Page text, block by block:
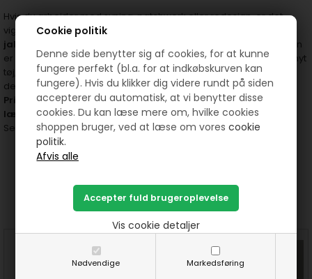
Cookie politik
Denne side benytter sig af cookies, for at kunne
fungere perfekt (bl.a. for at indkøbskurven kan
fungere). Hvis du klikker dig videre rundt på siden
accepterer du automatisk, at vi benytter disse
cookies. Du kan læse mere om, hvilke cookies
shoppen bruger, ved at læse om vorescookie
politik.
Nødvendige Markedsføring
Vis cookie detaljer
Hvis du arbejder med syning, patchwork eller redesign, er det
vigtigt at have pålidelige materialer ved hånden. Denne
jakkelynlås fra YKK
er en fast favorit i mange syværelser, og den
er nem at sy i, nem at vaske og holder længe. Uanset om du syr nyt
tøj, opgraderer gamle jakker eller laver personlige tasker, så er
denne lynlås et sikkert valg.
Pris pr. styk – husk at vælge den ønskede farve, inden du
lægger i kurven.
Se hele udvalget af kraftige lynlåse her
Prøv lige at se her: